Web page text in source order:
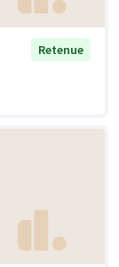
Retenue